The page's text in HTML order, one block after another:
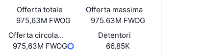
Offerta totale
975,63M FWOG
Offerta massima
975.63M FWOG
Offerta circolante
975,63M FWOG
Detentori
66,85K